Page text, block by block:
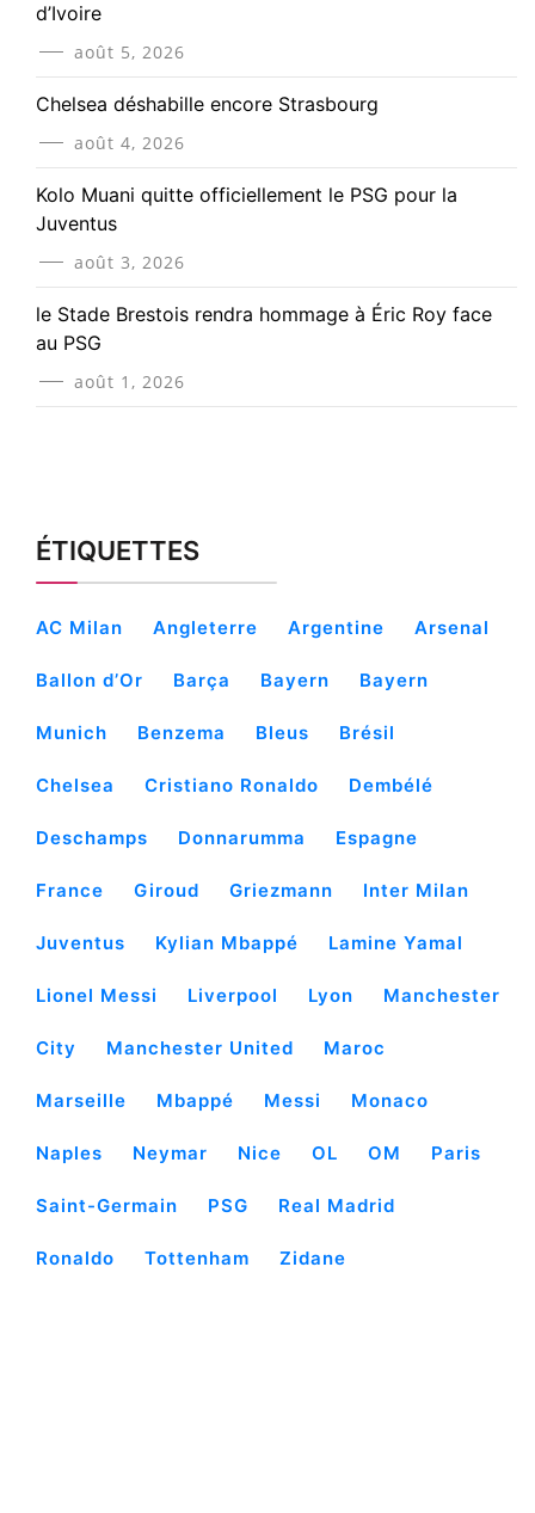
d’Ivoire
août 5, 2026
Chelsea déshabille encore Strasbourg
août 4, 2026
Kolo Muani quitte officiellement le PSG pour la
Juventus
août 3, 2026
le Stade Brestois rendra hommage à Éric Roy face
au PSG
août 1, 2026
ÉTIQUETTES
AC Milan Angleterre Argentine Arsenal
Ballon d’Or Barça Bayern Bayern
Munich Benzema Bleus Brésil
Chelsea Cristiano Ronaldo Dembélé
Deschamps Donnarumma Espagne
France Giroud Griezmann Inter Milan
Juventus Kylian Mbappé Lamine Yamal
Lionel Messi Liverpool Lyon Manchester
City Manchester United Maroc
Marseille Mbappé Messi Monaco
Naples Neymar Nice OL OM Paris
Saint-Germain PSG Real Madrid
Ronaldo Tottenham Zidane